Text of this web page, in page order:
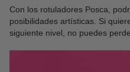
Con los rotuladores Posca,
posibilidades artísticas. Si
siguiente nivel, no puedes